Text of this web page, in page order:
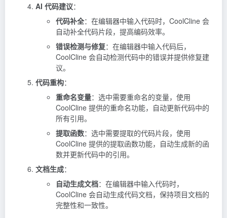
AI 代码建议：
代码补全：在编辑器中输入代码时，CoolCline 会
自动补全代码片段，提高编码效率。
错误检测与修复：在编辑器中输入代码后，
CoolCline 会自动检测代码中的错误并提供修复建
议。
代码重构：
重命名变量：选中需要重命名的变量，使用
CoolCline 提供的重命名功能，自动更新代码中的
所有引用。
提取函数：选中需要提取的代码片段，使用
CoolCline 提供的提取函数功能，自动生成新的函
数并更新代码中的引用。
文档生成：
自动生成文档：在编辑器中输入代码时，
CoolCline 会自动生成代码文档，保持项目文档的
完整性和一致性。